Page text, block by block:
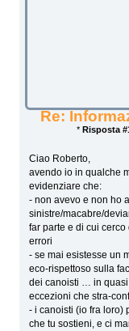
Re:
* Risposta
Ciao Roberto,
avendo io in qualche
evidenziare che:
- non avevo e non ho
sinistre/macabre/
far parte e di cui
errori
- se mai esistesse un
eco-rispettoso sulla
dei canoisti … in quasi
eccezioni che stra-
- i canoisti (io fra loro)
che tu sostieni, e ci